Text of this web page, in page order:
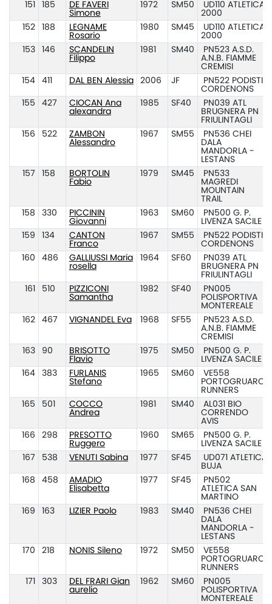
151
185
DE FAVERI
Simone
1972 SM50
UD110 ATLETICA
2000
152
188
LEGNAME
Rosario
1980 SM45
UD110 ATLETICA
2000
153
146
SCANDELIN
Filippo
1981 SM40
PN523 A.S.D.
A.N.B. FIAMME
CREMISI
154
411 DAL BEN Alessia 2006 JF
PN522 PODISTI
CORDENONS
155
427
CIOCAN Ana
alexandra
1985 SF40
PN039 ATL
BRUGNERA PN
FRIULINTAGLI
156
522
ZAMBON
Alessandro
1967 SM55
PN536 CHEI
DALA
MANDORLA -
LESTANS
157
158
BORTOLIN
Fabio
1979 SM45
PN533
MAGREDI
MOUNTAIN
TRAIL
158
330
PICCININ
Giovanni
1963 SM60
PN500 G. P.
LIVENZA SACILE
159
134
CANTON
Franco
1967 SM55
PN522 PODISTI
CORDENONS
160
486
GALLIUSSI Maria
rosella
1964 SF60
PN039 ATL
BRUGNERA PN
FRIULINTAGLI
161
510
PIZZICONI
Samantha
1982 SF40
PN005
POLISPORTIVA
MONTEREALE
162
467 VIGNANDEL Eva 1968 SF55
PN523 A.S.D.
A.N.B. FIAMME
CREMISI
163
90
BRISOTTO
Flavio
1975 SM50
PN500 G. P.
LIVENZA SACILE
164
383
FURLANIS
Stefano
1965 SM60
VE558
PORTOGRUARO
RUNNERS
165
501
COCCO
Andrea
1981 SM40
AL031 BIO
CORRENDO
AVIS
166
298
PRESOTTO
Ruggero
1960 SM65
PN500 G. P.
LIVENZA SACILE
167
538 VENUTI Sabina 1977 SF45
UD071 ATLETICA
BUJA
168
458
AMADIO
Elisabetta
1977 SF45
PN502
ATLETICA SAN
MARTINO
169
163 LIZIER Paolo 1983 SM40
PN536 CHEI
DALA
MANDORLA -
LESTANS
170
218 NONIS Sileno 1972 SM50
VE558
PORTOGRUARO
RUNNERS
171
303
DEL FRARI Gian
aurelio
1962 SM60
PN005
POLISPORTIVA
MONTEREALE